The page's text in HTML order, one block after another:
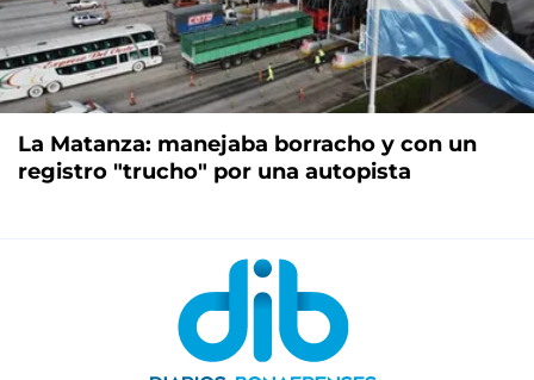
La Matanza: manejaba borracho y con un
registro "trucho" por una autopista